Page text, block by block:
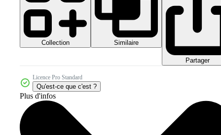
Collection Similaire
Partager
Licence Pro Standard
Qu'est-ce que c'est ?
Plus d'infos